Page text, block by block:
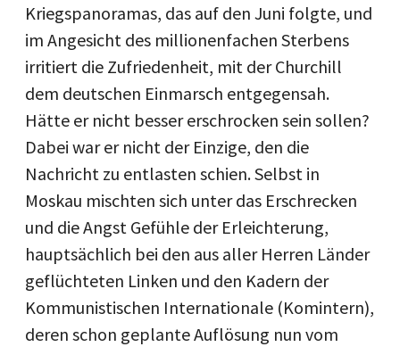
Kriegspanoramas, das auf den Juni folgte, und
im Angesicht des millionenfachen Sterbens
irritiert die Zufriedenheit, mit der Churchill
dem deutschen Einmarsch entgegensah.
Hätte er nicht besser erschrocken sein sollen?
Dabei war er nicht der Einzige, den die
Nachricht zu entlasten schien. Selbst in
Moskau mischten sich unter das Erschrecken
und die Angst Gefühle der Erleichterung,
hauptsächlich bei den aus aller Herren Länder
geflüchteten Linken und den Kadern der
Kommunistischen Internationale (Komintern),
deren schon geplante Auflösung nun vom